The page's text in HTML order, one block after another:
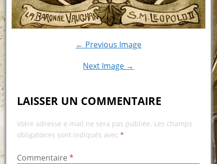
← Previous Image
Next Image →
LAISSER UN COMMENTAIRE
Votre adresse e-mail ne sera pas publiée. Les champs
obligatoires sont indiqués avec *
Commentaire *